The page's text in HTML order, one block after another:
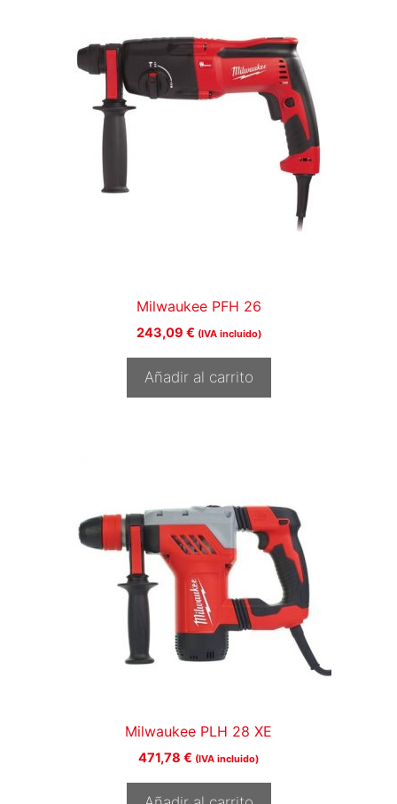
Milwaukee PFH 26
243,09 € (IVA incluido)
Añadir al carrito
Milwaukee PLH 28 XE
471,78 € (IVA incluido)